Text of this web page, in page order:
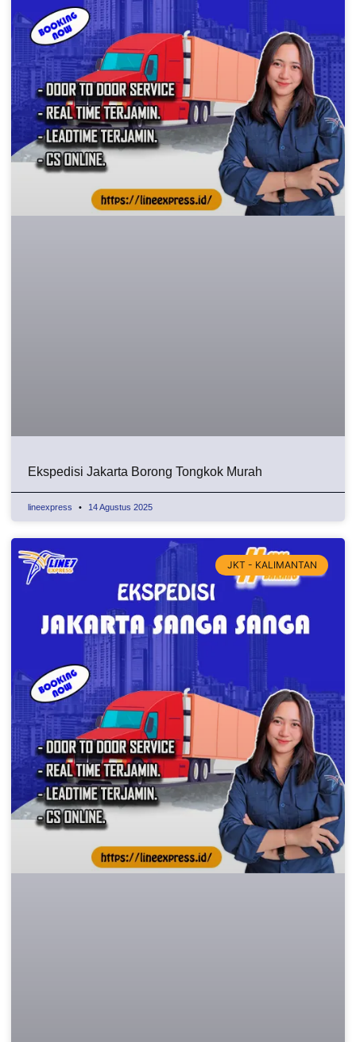
Ekspedisi Jakarta Borong Tongkok Murah
lineexpress 14 Agustus 2025
JKT - KALIMANTAN